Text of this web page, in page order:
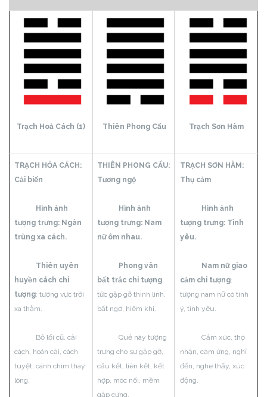
Trạch Hoả Cách (1) Thiên Phong Cấu Trạch Sơn Hàm
TRẠCH HỎA CÁCH:
Cải biến
Hình ảnh
tượng trưng: Ngàn
trùng xa cách.
Thiên uyên
huyền cách chi
tượng: tượng vực trời
xa thẳm.
Bỏ lối cũ, cải
cách, hoán cải, cách
tuyệt, cánh chim thay
lông.
THIÊN PHONG CẤU:
Tương ngộ
Hình ảnh
tượng trưng: Nam
nữ ôm nhau.
Phong vân
bất trắc chi tượng,
tức gặp gỡ thình lình,
bất ngờ, hiếm khi.
Quẻ này tượng
trưng cho sự gặp gỡ,
cấu kết, liên kết, kết
hợp, móc nối, mềm
gặp cứng.
TRẠCH SƠN HÀM:
Thụ cảm
Hình ảnh
tượng trưng: Tình
yêu.
Nam nữ giao
cảm chi tượng:
tượng nam nữ có tình
ý, tình yêu.
Cảm xúc, thọ
nhận, cảm ứng, nghĩ
đến, nghe thấy, xúc
động.